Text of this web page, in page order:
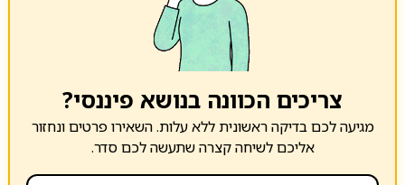
צריכים הכוונה בנושא פיננסי?
מגיעה לכם בדיקה ראשונית ללא עלות. השאירו פרטים ונחזור
אליכם לשיחה קצרה שתעשה לכם סדר.